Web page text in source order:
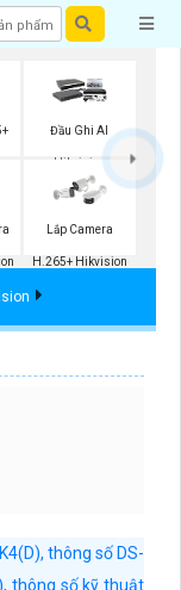
Đầu Ghi AI
Hikvision
Lắp Camera
H.265+ Hikvision